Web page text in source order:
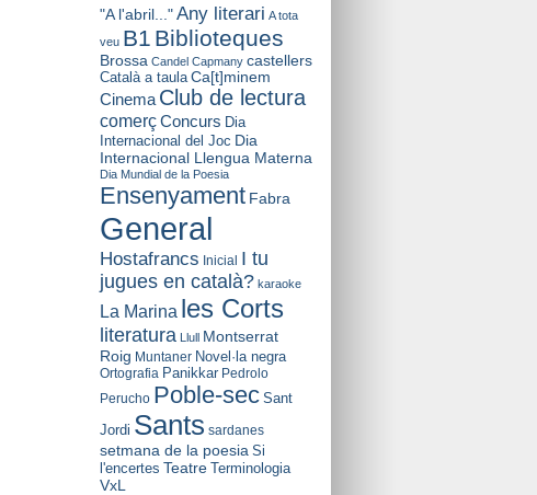
"A l'abril..." Any literari A tota
veu B1 Biblioteques
Brossa Candel Capmany castellers
Català a taula Ca[t]minem
Cinema Club de lectura
comerç Concurs Dia
Internacional del Joc Dia
Internacional Llengua Materna
Dia Mundial de la Poesia
Ensenyament Fabra
General
Hostafrancs Inicial I tu
jugues en català? karaoke
La Marina les Corts
literatura Llull Montserrat
Roig Muntaner Novel·la negra
Ortografia Panikkar Pedrolo
Perucho Poble-sec Sant
Jordi Sants sardanes
setmana de la poesia Si
l'encertes Teatre Terminologia
VxL